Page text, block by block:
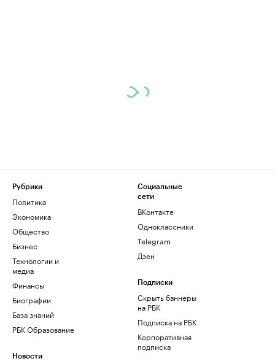
Рубрики
Политика
Экономика
Общество
Бизнес
Технологии и
медиа
Финансы
Биографии
База знаний
РБК Образование
Новости
Социальные
сети
ВКонтакте
Одноклассники
Telegram
Дзен
Подписки
Скрыть баннеры
на РБК
Подписка на РБК
Корпоративная
подписка